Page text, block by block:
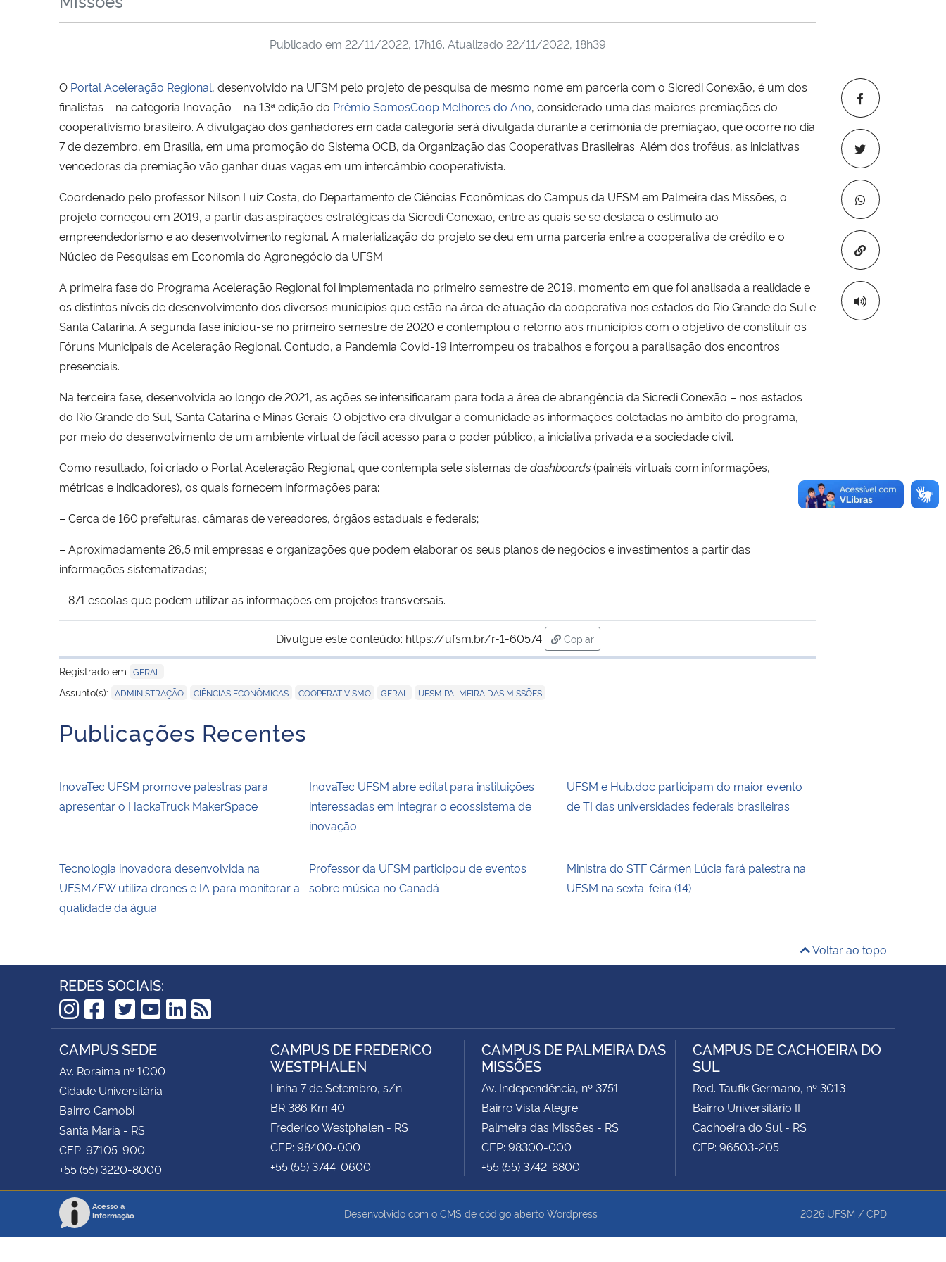
Copiar para
Publicado em 22/11/2022, 17h16. Atualizado 22/11/2022, 18h39
O Portal Aceleração Regional, desenvolvido na UFSM pelo projeto de pesquisa de mesmo nome em parceria com o Sicredi Conexão, é um dos
finalistas – na categoria Inovação – na 13ª edição do Prêmio SomosCoop Melhores do Ano, considerado uma das maiores premiações do
cooperativismo brasileiro. A divulgação dos ganhadores em cada categoria será divulgada durante a cerimônia de premiação, que ocorre no dia
7 de dezembro, em Brasília, em uma promoção do Sistema OCB, da Organização das Cooperativas Brasileiras. Além dos troféus, as iniciativas
vencedoras da premiação vão ganhar duas vagas em um intercâmbio cooperativista.
Coordenado pelo professor Nilson Luiz Costa, do Departamento de Ciências Econômicas do Campus da UFSM em Palmeira das Missões, o
projeto começou em 2019, a partir das aspirações estratégicas da Sicredi Conexão, entre as quais se se destaca o estímulo ao
empreendedorismo e ao desenvolvimento regional. A materialização do projeto se deu em uma parceria entre a cooperativa de crédito e o
Núcleo de Pesquisas em Economia do Agronegócio da UFSM.
A primeira fase do Programa Aceleração Regional foi implementada no primeiro semestre de 2019, momento em que foi analisada a realidade e
os distintos níveis de desenvolvimento dos diversos municípios que estão na área de atuação da cooperativa nos estados do Rio Grande do Sul e
Santa Catarina. A segunda fase iniciou-se no primeiro semestre de 2020 e contemplou o retorno aos municípios com o objetivo de constituir os
Fóruns Municipais de Aceleração Regional. Contudo, a Pandemia Covid-19 interrompeu os trabalhos e forçou a paralisação dos encontros
presenciais.
Na terceira fase, desenvolvida ao longo de 2021, as ações se intensificaram para toda a área de abrangência da Sicredi Conexão – nos estados
do Rio Grande do Sul, Santa Catarina e Minas Gerais. O objetivo era divulgar à comunidade as informações coletadas no âmbito do programa,
por meio do desenvolvimento de um ambiente virtual de fácil acesso para o poder público, a iniciativa privada e a sociedade civil.
Como resultado, foi criado o Portal Aceleração Regional, que contempla sete sistemas dedashboards(painéis virtuais com informações,
métricas e indicadores), os quais fornecem informações para:
– Cerca de 160 prefeituras, câmaras de vereadores, órgãos estaduais e federais;
– Aproximadamente 26,5 mil empresas e organizações que podem elaborar os seus planos de negócios e investimentos a partir das
informações sistematizadas;
– 871 escolas que podem utilizar as informações em projetos transversais.
Divulgue este conteúdo: https://ufsm.br/r-1-60574
Copiar
para área de transferência
Registrado em GERAL
Assunto(s): ADMINISTRAÇÃO CIÊNCIAS ECONÔMICAS COOPERATIVISMO GERAL UFSM PALMEIRA DAS MISSÕES
Publicações Recentes
InovaTec UFSM promove palestras para
apresentar o HackaTruck MakerSpace
InovaTec UFSM abre edital para instituições
interessadas em integrar o ecossistema de
inovação
UFSM e Hub.doc participam do maior evento
de TI das universidades federais brasileiras
Tecnologia inovadora desenvolvida na
UFSM/FW utiliza drones e IA para monitorar a
qualidade da água
Professor da UFSM participou de eventos
sobre música no Canadá
Ministra do STF Cármen Lúcia fará palestra na
UFSM na sexta-feira (14)
Voltar ao topo
REDES SOCIAIS:
Instagram
Facebook
TikTok
Twitter
YouTube
LinkedIn
RSS
CAMPUS SEDE
Av. Roraima nº 1000
Cidade Universitária
Bairro Camobi
Santa Maria - RS
CEP: 97105-900
+55 (55) 3220-8000
CAMPUS DE FREDERICO
WESTPHALEN
Linha 7 de Setembro, s/n
BR 386 Km 40
Frederico Westphalen - RS
CEP: 98400-000
+55 (55) 3744-0600
CAMPUS DE PALMEIRA DAS
MISSÕES
Av. Independência, nº 3751
Bairro Vista Alegre
Palmeira das Missões - RS
CEP: 98300-000
+55 (55) 3742-8800
CAMPUS DE CACHOEIRA DO
SUL
Rod. Taufik Germano, nº 3013
Bairro Universitário II
Cachoeira do Sul - RS
CEP: 96503-205
Acesso à
Informação
Desenvolvido com o CMS de código aberto Wordpress 2026 UFSM / CPD